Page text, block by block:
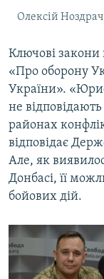
Олексій
Ключові закони
«Про оборону
України».
не
районах
відповідає
Але, як
Донбасі, її
бойових дій.